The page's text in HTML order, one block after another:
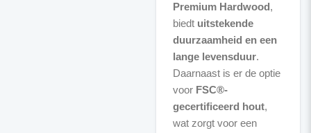
Premium Hardwood,
biedt uitstekende
duurzaamheid en een
lange levensduur.
Daarnaast is er de optie
voor FSC®-
gecertificeerd hout,
wat zorgt voor een